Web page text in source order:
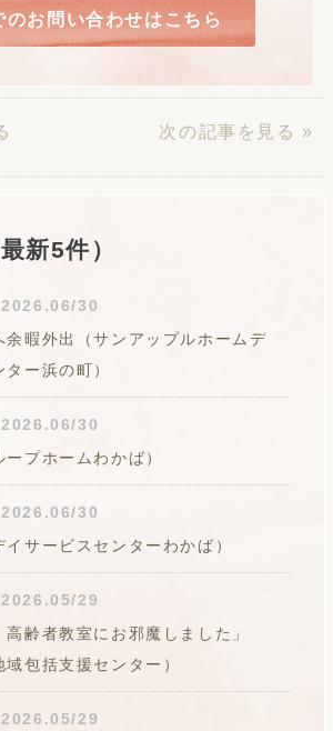
のお問い合わせはこちら
次の記事を見る »
新5件）
2026.06/30
余暇外出（サンアップルホームデ
ー浜の町）
2026.06/30
プホームわかば）
2026.06/30
サービスセンターわかば）
2026.05/29
齢者教室にお邪魔しました」
域包括支援センター）
2026.05/29